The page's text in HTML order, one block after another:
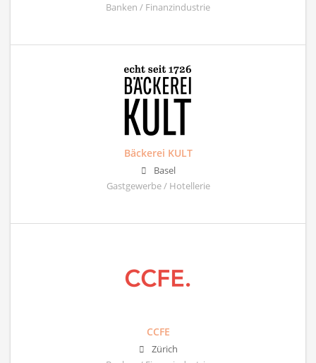
Banken / Finanzindustrie
Bäckerei KULT
Basel
Gastgewerbe / Hotellerie
CCFE
Zürich